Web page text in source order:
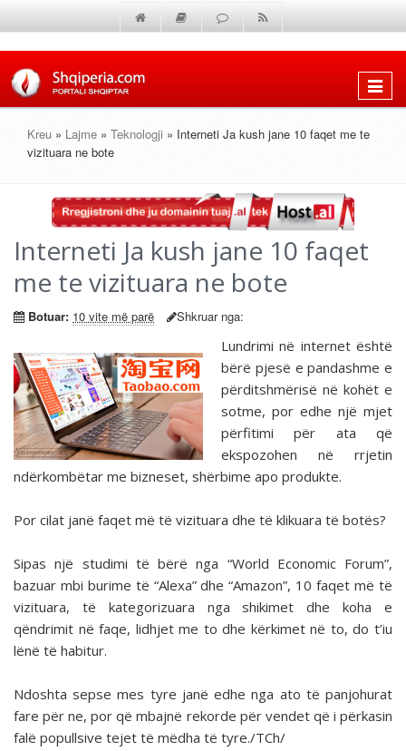
Shfaq
Kreu » Lajme » Teknologji » Interneti Ja kush jane 10 faqet me te
vizituara ne bote
Interneti Ja kush jane 10 faqet
me te vizituara ne bote
Botuar: 10 vite më parë Shkruar nga:
Lundrimi në internet është
bërë pjesë e pandashme e
përditshmërisë në kohët e
sotme, por edhe një mjet
përfitimi për ata që
ekspozohen në rrjetin
ndërkombëtar me bizneset, shërbime apo produkte.
Por cilat janë faqet më të vizituara dhe të klikuara të botës?
Sipas një studimi të bërë nga “World Economic Forum”,
bazuar mbi burime të “Alexa” dhe “Amazon”, 10 faqet më të
vizituara, të kategorizuara nga shikimet dhe koha e
qëndrimit në faqe, lidhjet me to dhe kërkimet në to, do t’iu
lënë të habitur.
Ndoshta sepse mes tyre janë edhe nga ato të panjohurat
fare për ne, por që mbajnë rekorde për vendet që i përkasin
falë popullsive tejet të mëdha të tyre./TCh/